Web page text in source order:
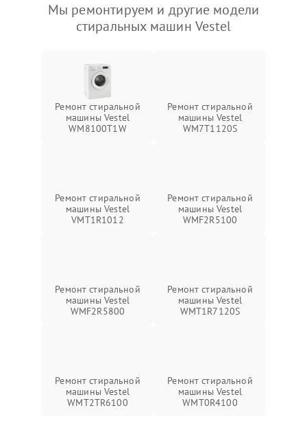
Мы ремонтируем и другие модели
стиральных машин Vestel
Ремонт стиральной
машины Vestel
WM8100T1W
Ремонт стиральной
машины Vestel
WM7T1120S
Ремонт стиральной
машины Vestel
VMT1R1012
Ремонт стиральной
машины Vestel
WMF2R5100
Ремонт стиральной
машины Vestel
WMF2R5800
Ремонт стиральной
машины Vestel
WMT1R7120S
Ремонт стиральной
машины Vestel
WMT2TR6100
Ремонт стиральной
машины Vestel
WMT0R4100